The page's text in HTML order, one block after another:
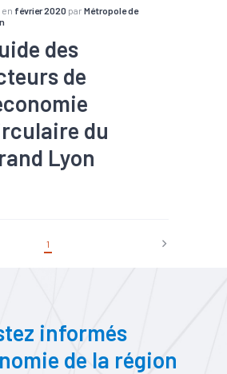
en février 2020 par Métropole de
des
de
du
Lyon
1
informés
de la région